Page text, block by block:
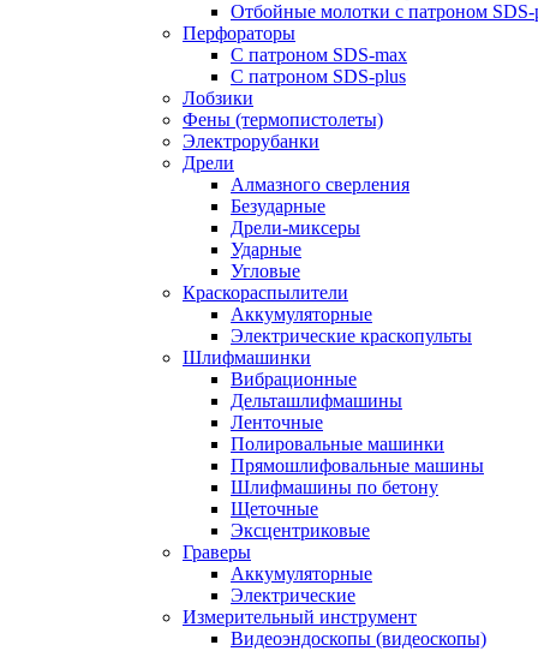
Отбойные молотки с патроном SDS-
Перфораторы
С патроном SDS-max
С патроном SDS-plus
Лобзики
Фены (термопистолеты)
Электрорубанки
Дрели
Алмазного сверления
Безударные
Дрели-миксеры
Ударные
Угловые
Краскораспылители
Аккумуляторные
Электрические краскопульты
Шлифмашинки
Вибрационные
Дельташлифмашины
Ленточные
Полировальные машинки
Прямошлифовальные машины
Шлифмашины по бетону
Щеточные
Эксцентриковые
Граверы
Аккумуляторные
Электрические
Измерительный инструмент
Видеоэндоскопы (видеоскопы)